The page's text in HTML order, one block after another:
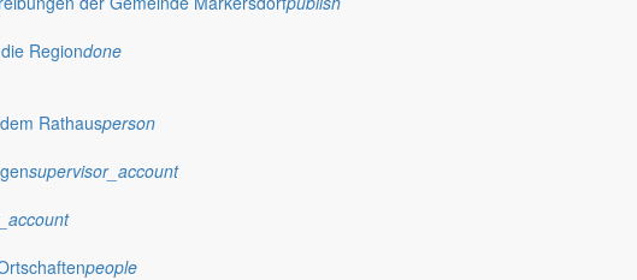
Regiondone
Rathausperson
supervisor_account
people